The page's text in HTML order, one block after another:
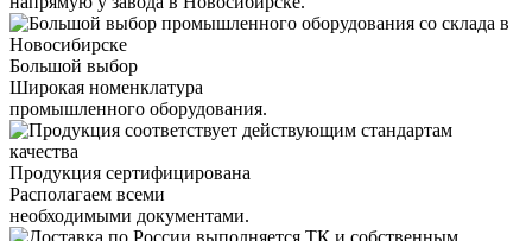
Большой выбор
Широкая номенклатура
промышленного оборудования.
Продукция сертифицирована
Располагаем всеми
необходимыми документами.